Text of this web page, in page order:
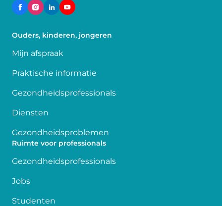
Ouders, kinderen, jongeren
Mijn afspraak
Praktische informatie
Gezondheidsprofessionals
Diensten
Gezondheidsproblemen
Ruimte voor professionals
Gezondheidsprofessionals
Jobs
Studenten